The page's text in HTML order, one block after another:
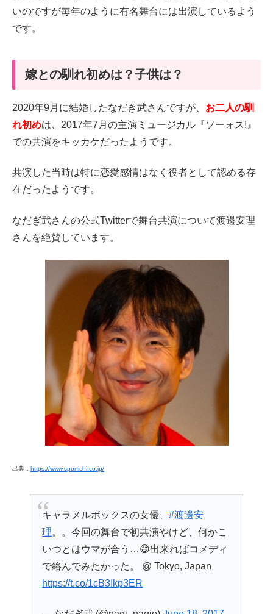
いのですが毎年のように有名舞台には出演しているよう
です。
嫁との馴れ初めは？子供は？
2020年9月に結婚したなだぎ武さんですが、 お二人の馴
れ初めは、2017年7月の主演ミュージカル『ソーォス!』
での共演をキッカケだったようです。
共演した当時は特に恋愛感情はなく役者として認める存
在だったようです。
なだぎ武さんの公式Twitterで舞台共演について渡邊安理
さんを絶賛しています。
出典： https://www.sponichi.co.jp/
キャラメルボックスの女優、#渡邊安
理。。今回の舞台で初共演やけど、何かこ
いつとはウマが合う…😄出来ればコメディ
で絡んでみたかった。 @ Tokyo, Japan
https://t.co/1cB3Ikp3ER